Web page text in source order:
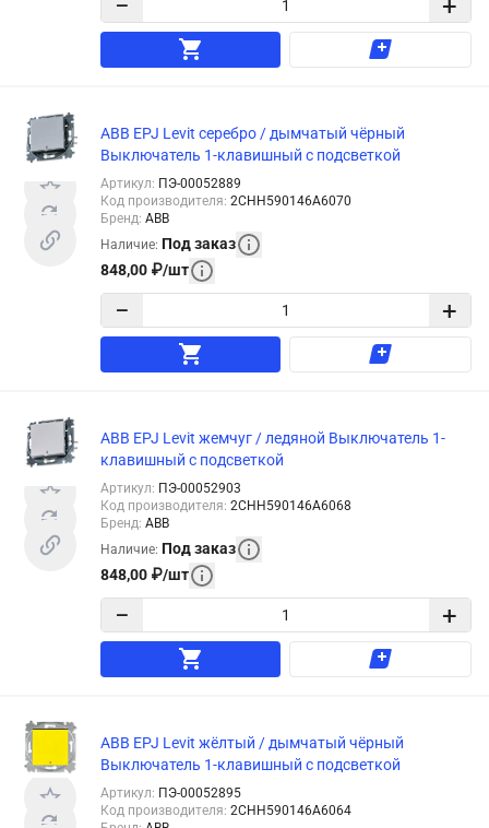
− +
ABB EPJ Levit серебро / дымчатый чёрный
Выключатель 1-клавишный с подсветкой
Артикул: ПЭ-00052889
Код производителя: 2CHH590146A6070
Бренд: ABB
Наличие: Под заказ
848,00 ₽/шт
− +
ABB EPJ Levit жемчуг / ледяной Выключатель 1-
клавишный с подсветкой
Артикул: ПЭ-00052903
Код производителя: 2CHH590146A6068
Бренд: ABB
Наличие: Под заказ
848,00 ₽/шт
− +
ABB EPJ Levit жёлтый / дымчатый чёрный
Выключатель 1-клавишный с подсветкой
Артикул: ПЭ-00052895
Код производителя: 2CHH590146A6064